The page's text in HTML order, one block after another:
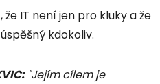
že IT není jen pro kluky a že
kdokoliv.
"Jejím cílem je